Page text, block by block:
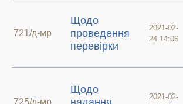
721/д-мр
Щодо
проведення
перевірки
2021-02-
24 14:06
725/д-мр
Щодо
2021-02-